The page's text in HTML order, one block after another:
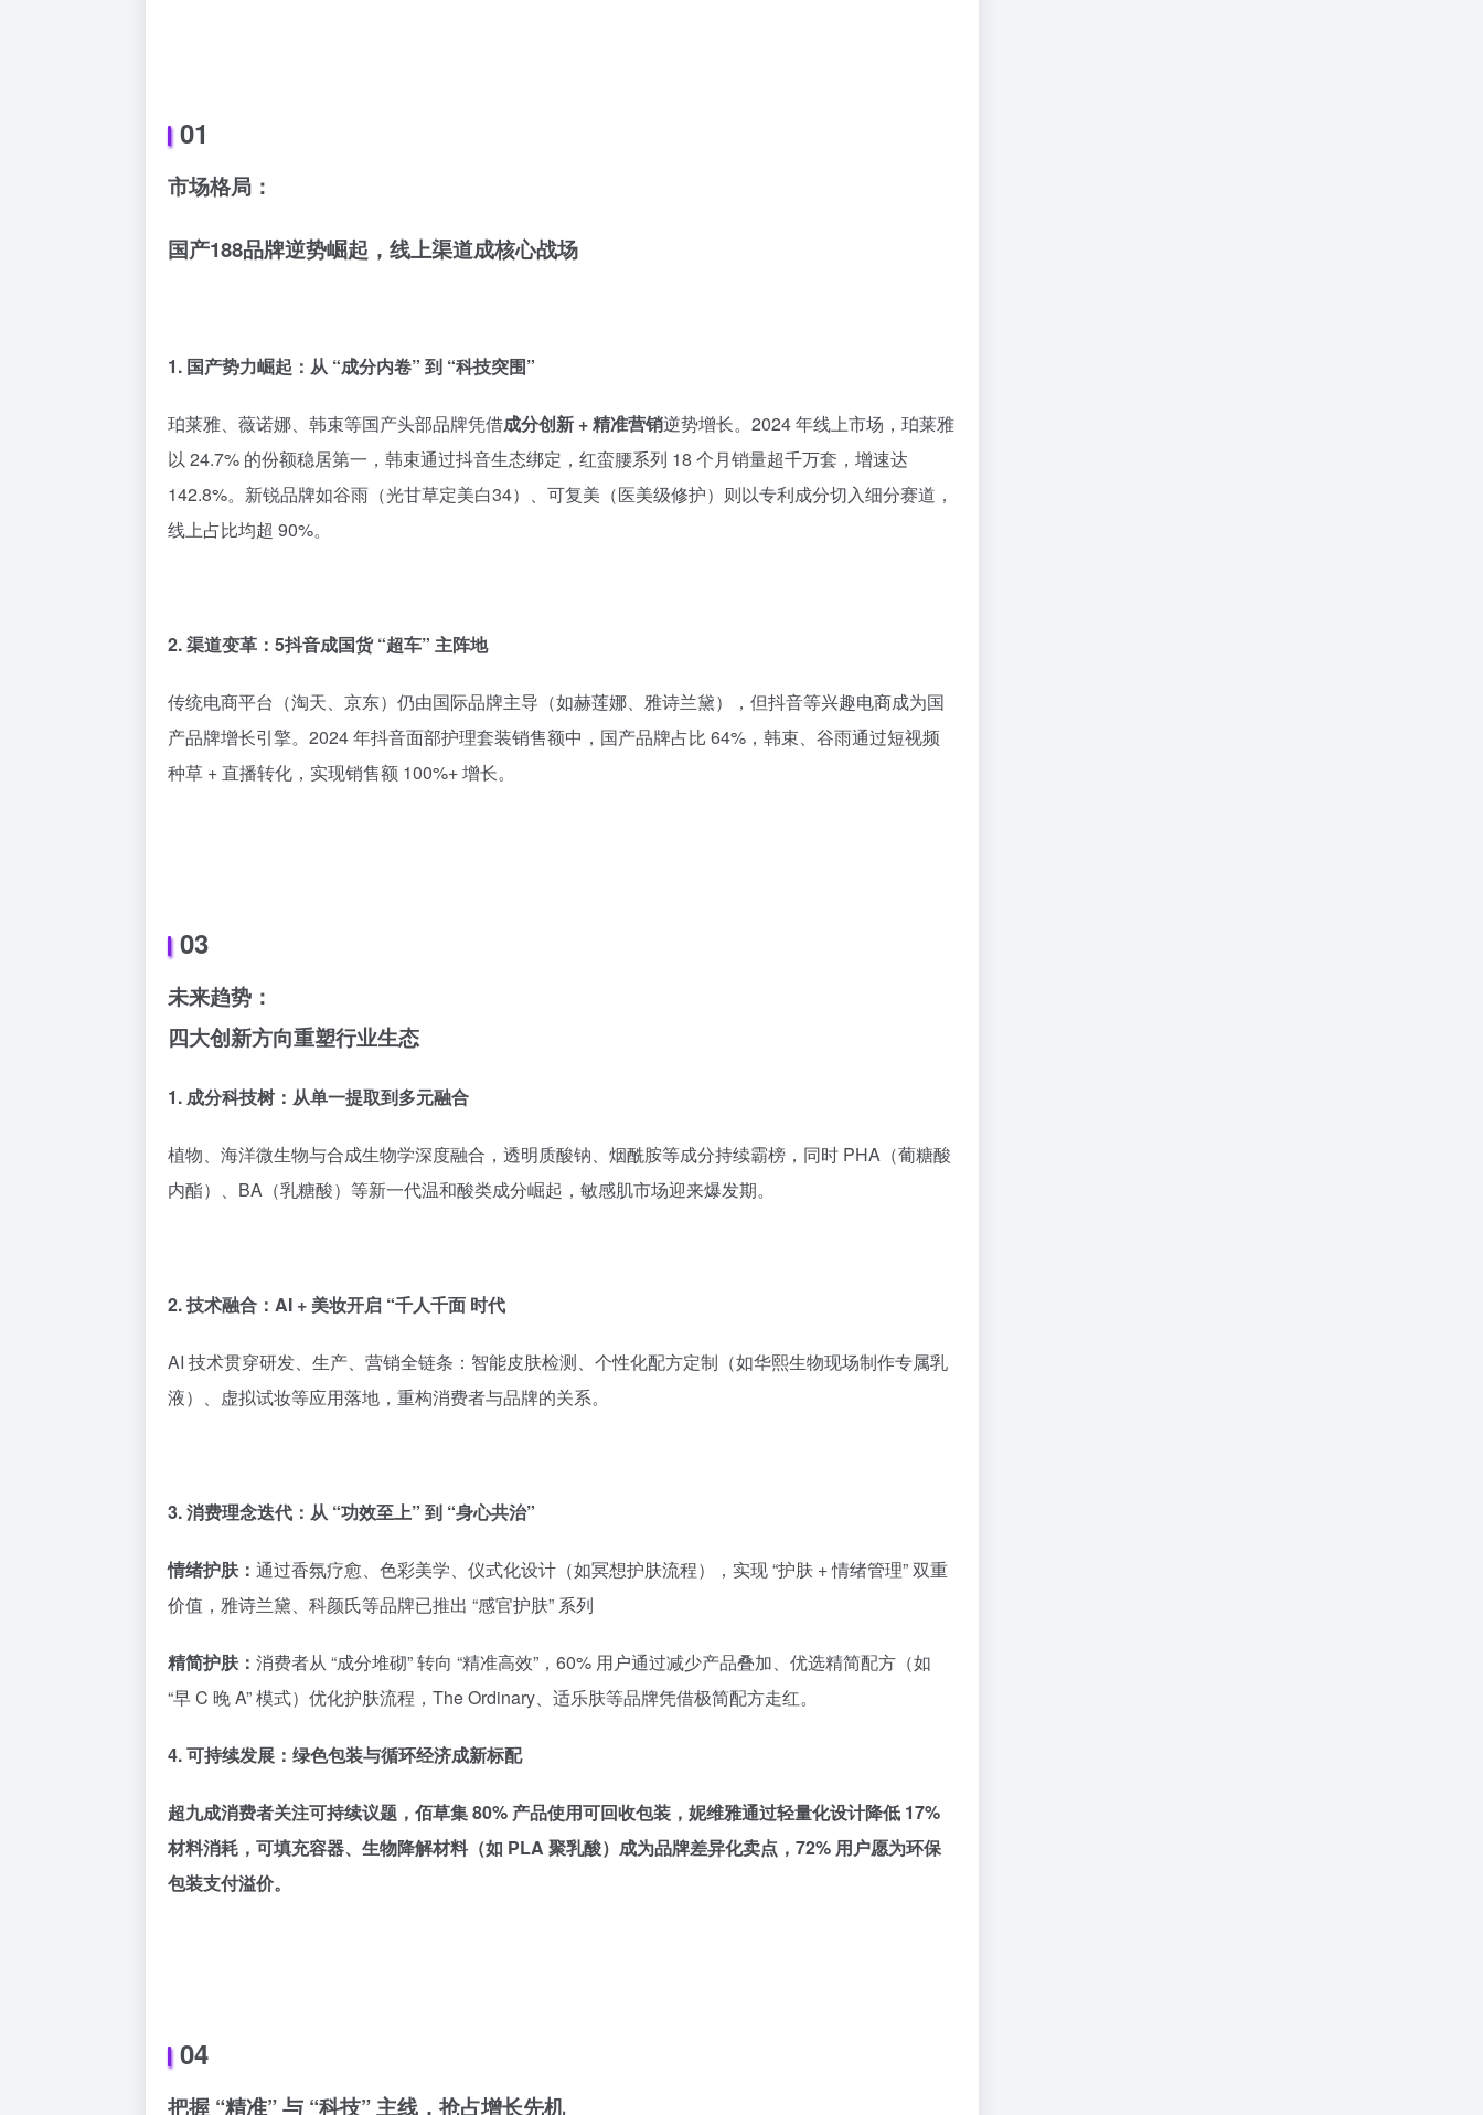
01
市场格局：
国产188品牌逆势崛起，线上渠道成核心战场
1. 国产势力崛起：从 “成分内卷” 到 “科技突围”
珀莱雅、薇诺娜、韩束等国产头部品牌凭借成分创新 + 精准营销逆势增长。2024 年线上市场，珀莱雅
以 24.7% 的份额稳居第一，韩束通过抖音生态绑定，红蛮腰系列 18 个月销量超千万套，增速达
142.8%。新锐品牌如谷雨（光甘草定美白34）、可复美（医美级修护）则以专利成分切入细分赛道，
线上占比均超 90%。
2. 渠道变革：5抖音成国货 “超车” 主阵地
传统电商平台（淘天、京东）仍由国际品牌主导（如赫莲娜、雅诗兰黛），但抖音等兴趣电商成为国
产品牌增长引擎。2024 年抖音面部护理套装销售额中，国产品牌占比 64%，韩束、谷雨通过短视频
种草 + 直播转化，实现销售额 100%+ 增长。
03
未来趋势：
四大创新方向重塑行业生态
1. 成分科技树：从单一提取到多元融合
植物、海洋微生物与合成生物学深度融合，透明质酸钠、烟酰胺等成分持续霸榜，同时 PHA（葡糖酸
内酯）、BA（乳糖酸）等新一代温和酸类成分崛起，敏感肌市场迎来爆发期。
2. 技术融合：AI + 美妆开启 “千人千面 时代
AI 技术贯穿研发、生产、营销全链条：智能皮肤检测、个性化配方定制（如华熙生物现场制作专属乳
液）、虚拟试妆等应用落地，重构消费者与品牌的关系。
3. 消费理念迭代：从 “功效至上” 到 “身心共治”
情绪护肤： 通过香氛疗愈、色彩美学、仪式化设计（如冥想护肤流程），实现 “护肤 + 情绪管理” 双重
价值，雅诗兰黛、科颜氏等品牌已推出 “感官护肤” 系列
精简护肤： 消费者从 “成分堆砌” 转向 “精准高效”，60% 用户通过减少产品叠加、优选精简配方（如
“早 C 晚 A” 模式）优化护肤流程， The Ordinary、适乐肤等品牌凭借极简配方走红。
4. 可持续发展：绿色包装与循环经济成新标配
超九成消费者关注可持续议题，佰草集 80% 产品使用可回收包装，妮维雅通过轻量化设计降低 17%
材料消耗，可填充容器、生物降解材料（如 PLA 聚乳酸）成为品牌差异化卖点，72% 用户愿为环保
包装支付溢价。
04
把握 “精准” 与 “科技” 主线，抢占增长先机